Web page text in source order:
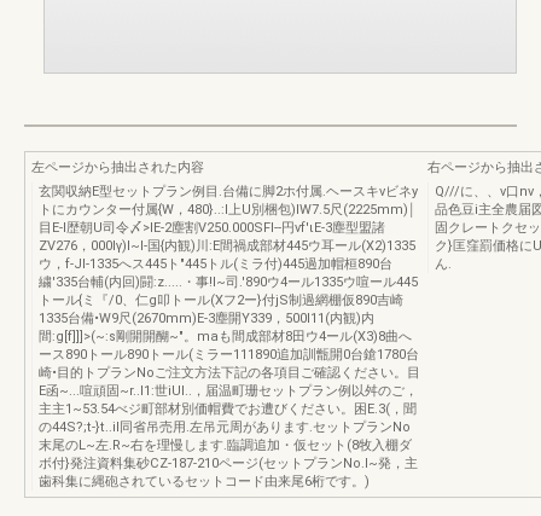
左ページから抽出された内容
玄関収納E型セットプラン例目.台備に脚2ホ付属.ヘースキvビネy
トにカウンター付属{W，480}..:I上U別梱包)lW7.5尺(2225mm)￨
目E-l歴朝U司令〆>IE-2塵割V250.000SFI--円νf'ιE-3塵型盟諸
ZV276，000lγ)l~l-国{内観)川:E間禍成部材445ウ耳ール(X2)1335
ウ，f-JI-1335へス445ト"445トル(ミラ付)445過加帽桓890台
繍'335台輔(内回)闘:z.....・事!I~司.'890ウ4ール1335ウ喧ール445
トール{ミ『/0、仁g叩トール(Xフ2ー}付jS制過網棚仮890吉崎
1335台備•W9尺(2670mm)E-3塵開Y339，500l11(内観)内
間:g[f]]]>(~:s剛開開醐~"。maも間成部材8田ウ4ール(X3)8曲へ
ース890トール890トール(ミラー111890追加訓甑開0台鎗1780台
崎•目的トプランNoご注文方法下記の各項目ご確認ください。目
E函~...喧頑固~r..l1:世iUI..，届温町珊セットプラン例以舛のご，
主主1~53.54べジ町部材別価帽費でお遭びください。困E.3(，聞
の44S?;t-}t..iI同省吊売用.左吊元周があります.セットプランNo
末尾のL~左.R~右を理慢します.臨調追加・仮セット(8牧入棚ダ
ボ付}発注資料集砂CZ-187-210ページ(セットプランNo.l~発，主
歯科集に縄砲されているセットコード由来尾6桁です。)
右ページから抽出
Q///に、、ν口nv
品色豆i主全農届
固クレートクセ
ク}匡窪罰価格に
ん.